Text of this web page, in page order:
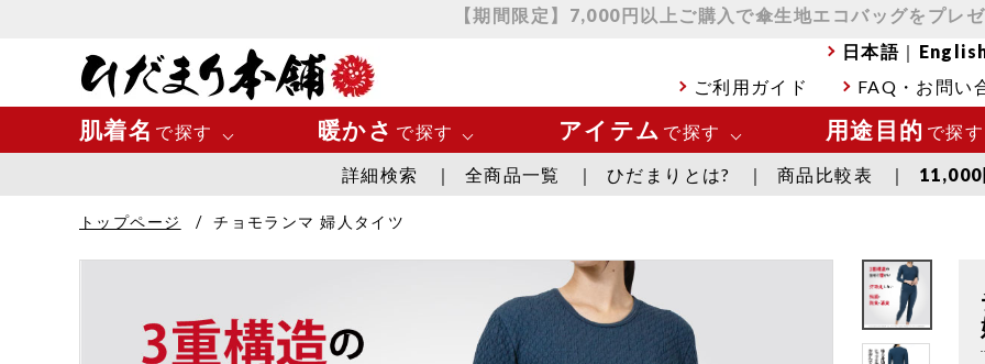
【期間限定】7,000円以上ご購入で傘生地エコバッグをプレ
日本語 ｜
ご利用ガイド
FAQ・お問い
肌着名 で探す
プレミアムウェーブ
暖かさ で探す
最高に暖かい
アイテム で探す
肌着 トップス
下着
用途目的 で探す
極寒の環
日常使い
詳細検索 全商品一覧 ひだまりとは? 商品比較表 11,000
トップページ チョモランマ 婦人タイツ